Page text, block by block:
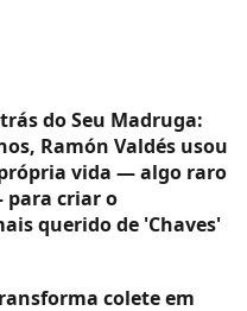
do Seu Madruga:
Ramón Valdés usou
vida — algo raro
criar o
querido de 'Chaves'
colete em